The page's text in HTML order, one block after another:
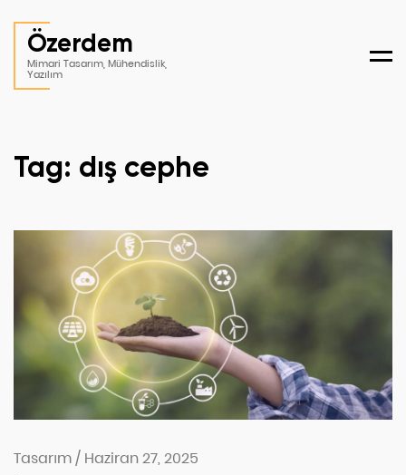
Özerdem
Mimari Tasarım, Mühendislik,
Yazılım
Tag: dış cephe
Tasarım/ Haziran 27, 2025